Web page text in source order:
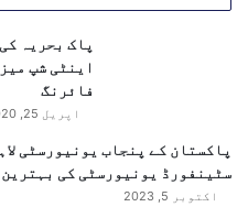
د
پاک بحریہ
اینٹی شپ
فائرنگ
اپریل 25, 2020
پاکستان کے پنجاب یونیورسٹی
سٹینفورڈ یونیورسٹی کی
اکتوبر 5, 2023